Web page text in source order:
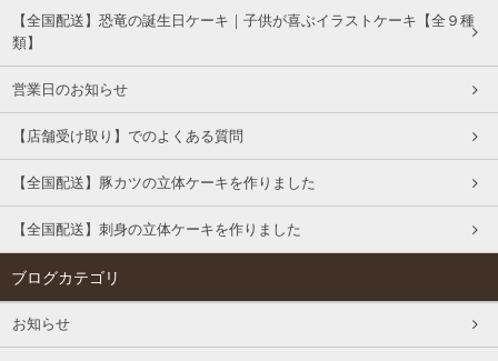
【全国配送】恐竜の誕生日ケーキ｜子供が喜ぶイラストケーキ【全９種
類】
営業日のお知らせ
【店舗受け取り】でのよくある質問
【全国配送】豚カツの立体ケーキを作りました
【全国配送】刺身の立体ケーキを作りました
ブログカテゴリ
お知らせ